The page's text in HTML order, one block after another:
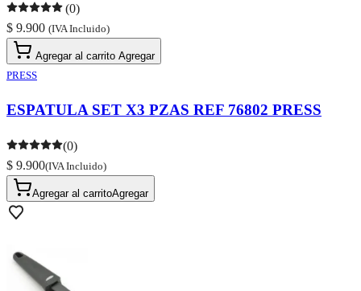
(0)
$ 9.900 (IVA Incluido)
Agregar al carrito Agregar
PRESS
ESPATULA SET X3 PZAS REF 76802 PRESS
(0)
$ 9.900(IVA Incluido)
Agregar al carritoAgregar